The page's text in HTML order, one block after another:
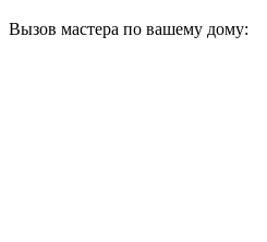
Вызов мастера по вашему дому: